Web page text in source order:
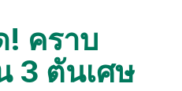
! คราบ
3 ตันเศษ